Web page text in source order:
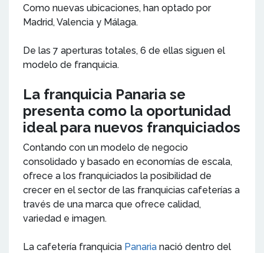
Como nuevas ubicaciones, han optado por
Madrid, Valencia y Málaga.
De las 7 aperturas totales, 6 de ellas siguen el
modelo de franquicia.
La franquicia Panaria se
presenta como la oportunidad
ideal para nuevos franquiciados
Contando con un modelo de negocio
consolidado y basado en economías de escala,
ofrece a los franquiciados la posibilidad de
crecer en el sector de las franquicias cafeterías a
través de una marca que ofrece calidad,
variedad e imagen.
La cafetería franquicia Panaria nació dentro del